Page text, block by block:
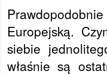
Prawdopodobnie
Europejską.
siebie
właśnie są